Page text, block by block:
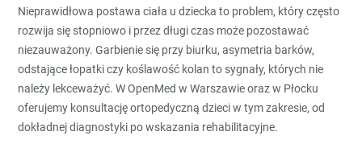
Nieprawidłowa postawa ciała u dziecka to problem, który często
rozwija się stopniowo i przez długi czas może pozostawać
niezauważony. Garbienie się przy biurku, asymetria barków,
odstające łopatki czy koślawość kolan to sygnały, których nie
należy lekceważyć. W OpenMed w Warszawie oraz w Płocku
oferujemy konsultację ortopedyczną dzieci w tym zakresie, od
dokładnej diagnostyki po wskazania rehabilitacyjne.